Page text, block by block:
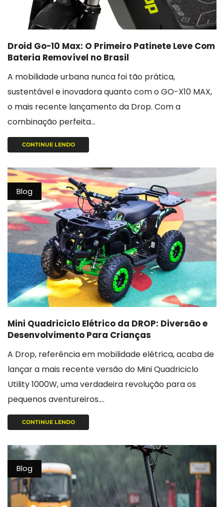
Droid Go-10 Max: O Primeiro Patinete Leve Com
Bateria Removível no Brasil
A mobilidade urbana nunca foi tão prática,
sustentável e inovadora quanto com o GO-X10 MAX,
o mais recente lançamento da Drop. Com a
combinação perfeita...
CONTINUE LENDO
Blog
Mini Quadriciclo Elétrico da DROP: Diversão e
Desenvolvimento Para Crianças
A Drop, referência em mobilidade elétrica, acaba de
lançar a mais recente versão do Mini Quadriciclo
Utility 1000W, uma verdadeira revolução para os
pequenos aventureiros....
CONTINUE LENDO
Blog